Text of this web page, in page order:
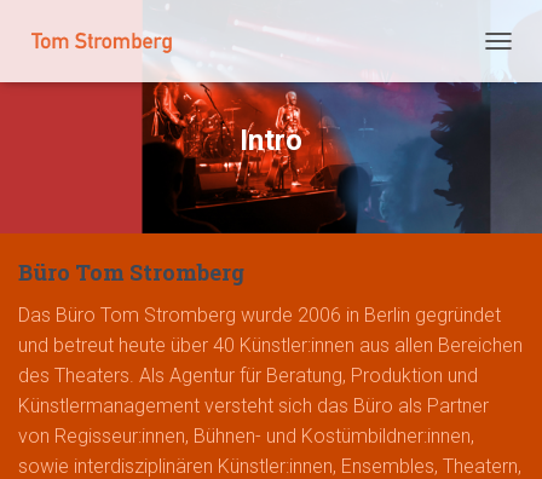
Intro
Büro Tom Stromberg
Das Büro Tom Stromberg wurde 2006 in Berlin gegründet
und betreut heute über 40 Künstler:innen aus allen Bereichen
des Theaters. Als Agentur für Beratung, Produktion und
Künstlermanagement versteht sich das Büro als Partner
von Regisseur:innen, Bühnen- und Kostümbildner:innen,
sowie interdisziplinären Künstler:innen, Ensembles, Theatern,